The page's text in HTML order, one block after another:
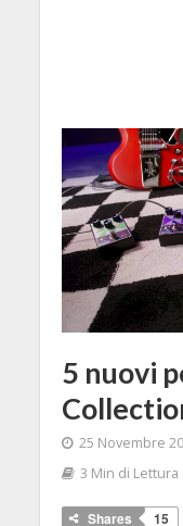
5 nuovi
25 Novembre
3 Min di Lettura
Shares 15